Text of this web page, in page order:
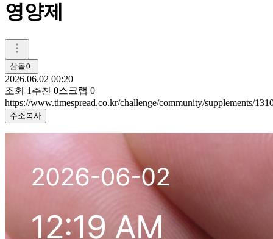
영양제
삼돌이
2026.06.02 00:20
조회 1 추천 0스크랩 0
https://www.timespread.co.kr/challenge/community/supplements/
주소복사